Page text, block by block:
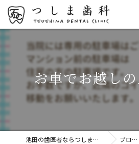
お車でお越し
池田の歯医者ならつしま歯科 ブログ